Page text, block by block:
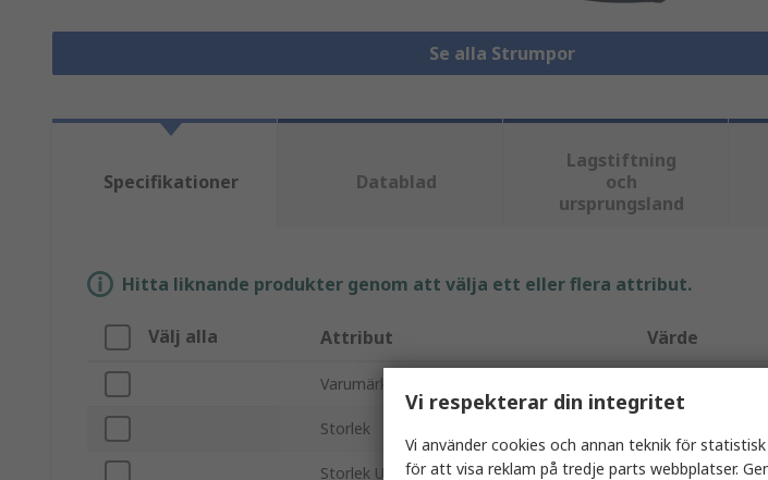
Se alla Strumpor
Specifikationer Datablad
Lagstiftning
och
ursprungsland
Hitta liknande produkter genom att välja ett eller flera attribut.
Välj alla Attribut Värde
Varumärke
Storlek
Storlek UK 6.5/10.5
Vi respekterar din integritet
Vi använder cookies och annan teknik för
för att visa reklam på tredje parts webbplatser.